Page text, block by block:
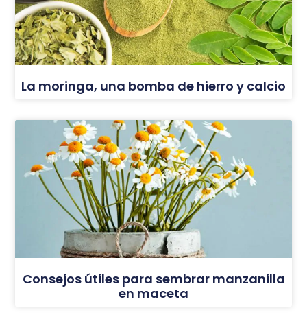
La moringa, una bomba de hierro y calcio
Consejos útiles para sembrar manzanilla
en maceta